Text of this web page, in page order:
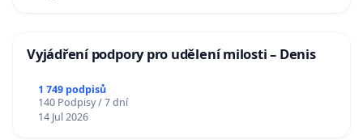
Vyjádření podpory pro udělení milosti – Denis
1 749 podpisů
140 Podpisy / 7 dní
14 Jul 2026